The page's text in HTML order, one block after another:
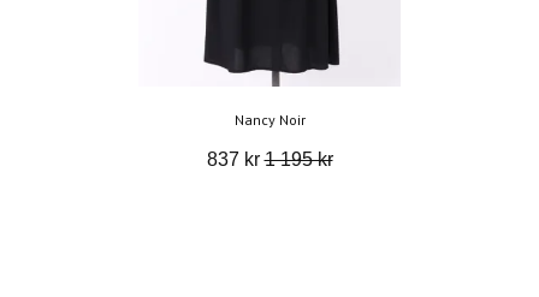
Nancy Noir
837 kr1 195 kr